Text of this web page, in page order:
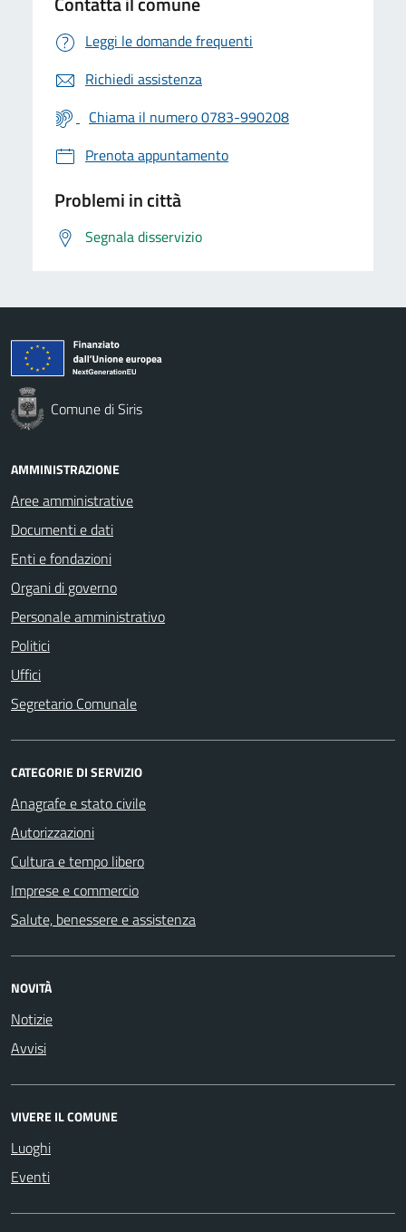
Leggi le domande frequenti
Richiedi assistenza
Chiama il numero 0783-990208
Prenota appuntamento
Problemi in città
Segnala disservizio
Comune di Siris
AMMINISTRAZIONE
Aree amministrative
Documenti e dati
Enti e fondazioni
Organi di governo
Personale amministrativo
Politici
Uffici
Segretario Comunale
CATEGORIE DI SERVIZIO
Anagrafe e stato civile
Autorizzazioni
Cultura e tempo libero
Imprese e commercio
Salute, benessere e assistenza
NOVITÀ
Notizie
Avvisi
VIVERE IL COMUNE
Luoghi
Eventi